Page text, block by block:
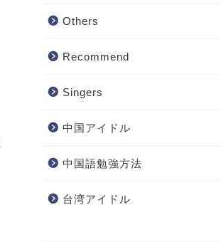
Others
Recommend
Singers
中国アイドル
中国語勉強方法
台湾アイドル